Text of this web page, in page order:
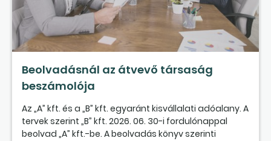
Beolvadásnál az átvevő társaság
beszámolója
Az „A” kft. és a „B” kft. egyaránt kisvállalati adóalany. A
tervek szerint „B” kft. 2026. 06. 30-i fordulónappal
beolvad „A” kft.-be. A beolvadás könyv szerinti